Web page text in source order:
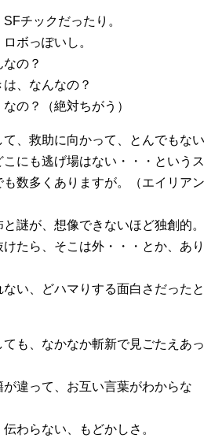
チックだったり。
ボっぽいし。
なの？
、なんなの？
の？（絶対ちがう）
、救助に向かって、とんでもない
にも逃げ場はない・・・というス
も数多くありますが。（エイリアン
謎が、想像できないほど独創的。
たら、そこは外・・・とか、あり
い、どハマりする面白さだったと
も、なかなか斬新で見ごたえあっ
違って、お互い言葉がわからな
わらない、もどかしさ。